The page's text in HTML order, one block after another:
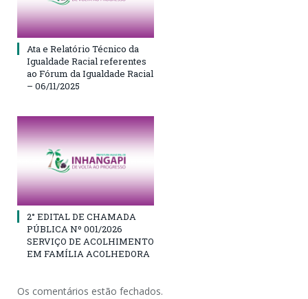
Ata e Relatório Técnico da
Igualdade Racial referentes
ao Fórum da Igualdade Racial
– 06/11/2025
2° EDITAL DE CHAMADA
PÚBLICA Nº 001/2026
SERVIÇO DE ACOLHIMENTO
EM FAMÍLIA ACOLHEDORA
Os comentários estão fechados.